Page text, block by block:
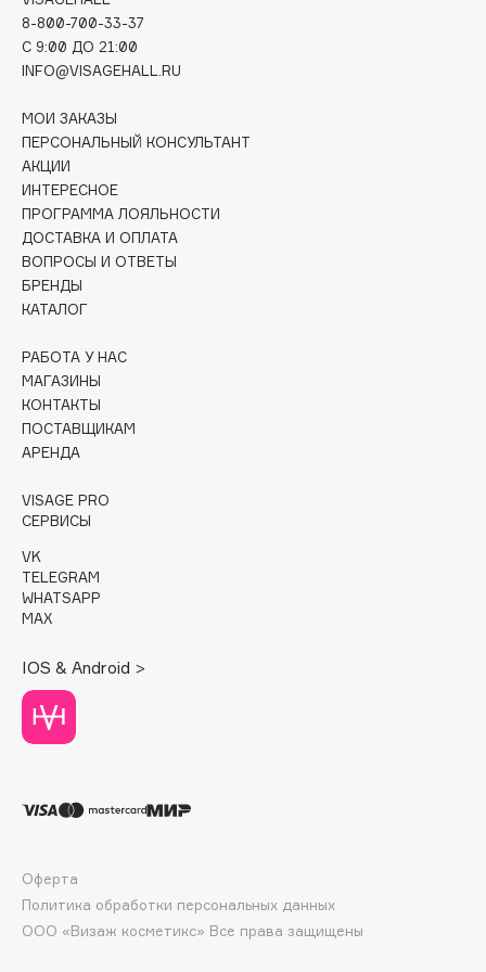
Deonica
Dessange
Dior
Dolce & Gabbana
Dolomit
Dorco
DP Daily Perfection
Dr. Vranjes Firenze
Dr.Althea
Dr.Jart+
DSD de Luxe
Dyson
E
Ecolatier
Ecotools
EGIA
Eigshow
Elemis
Elian Russia
EMBRACE Haircare
Enough
EpilProfi
Erborian
8-800-700-33-37
C 9:00 ДО 21:00
INFO@VISAGEHALL.RU
МОИ ЗАКАЗЫ
ПЕРСОНАЛЬНЫЙ КОНСУЛЬТАНТ
АКЦИИ
ИНТЕРЕСНОЕ
ПРОГРАММА ЛОЯЛЬНОСТИ
ДОСТАВКА И ОПЛАТА
ВОПРОСЫ И ОТВЕТЫ
БРЕНДЫ
КАТАЛОГ
РАБОТА У НАС
МАГАЗИНЫ
КОНТАКТЫ
ПОСТАВЩИКАМ
АРЕНДА
VISAGE PRO
СЕРВИСЫ
VK
TELEGRAM
WHATSAPP
MAX
IOS & Android >
ООО «Визаж косметикс» Все права защищены
Оферта
Политика обработки персональных данных